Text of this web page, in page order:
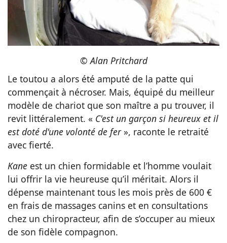
©Alan Pritchard
Le toutou a alors été amputé de la patte qui
commençait à nécroser. Mais, équipé du meilleur
modèle de chariot que son maître a pu trouver, il
revit littéralement. « C'est un garçon si heureux et il
est doté d'une volonté de fer », raconte le retraité
avec fierté.
Kane est un chien formidable et l’homme voulait
lui offrir la vie heureuse qu’il méritait. Alors il
dépense maintenant tous les mois près de 600 €
en frais de massages canins et en consultations
chez un chiropracteur, afin de s’occuper au mieux
de son fidèle compagnon.